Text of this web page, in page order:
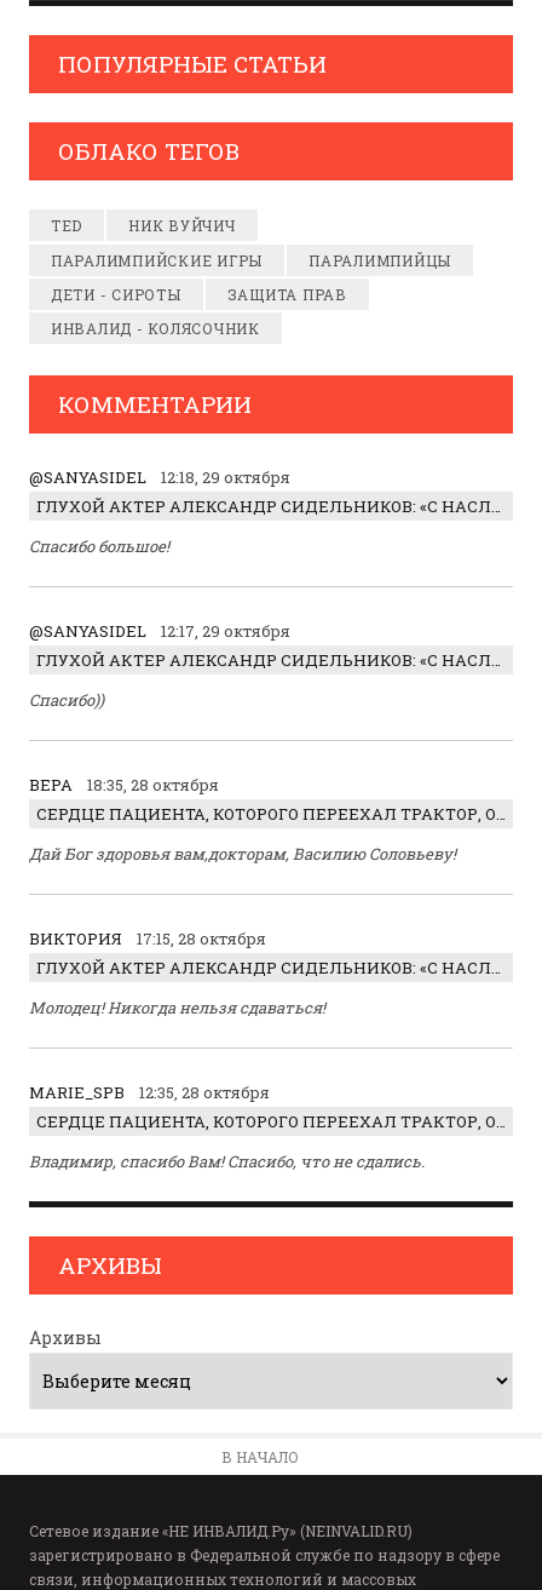
ПОПУЛЯРНЫЕ СТАТЬИ
ОБЛАКО ТЕГОВ
TED
НИК ВУЙЧИЧ
ПАРАЛИМПИЙСКИЕ ИГРЫ
ПАРАЛИМПИЙЦЫ
ДЕТИ - СИРОТЫ
ЗАЩИТА ПРАВ
ИНВАЛИД - КОЛЯСОЧНИК
КОММЕНТАРИИ
@SANYASIDEL
12:18, 29 октября
ГЛУХОЙ АКТЕР АЛЕКСАНДР СИДЕЛЬНИКОВ: «С НАСЛАЖДЕНИЕМ ИГРАЛ ОТРИЦАТЕЛЬНОГО ГЕРОЯ!»
Спасибо большое!
@SANYASIDEL
12:17, 29 октября
ГЛУХОЙ АКТЕР АЛЕКСАНДР СИДЕЛЬНИКОВ: «С НАСЛАЖДЕНИЕМ ИГРАЛ ОТРИЦАТЕЛЬНОГО ГЕРОЯ!»
Спасибо))
ВЕРА
18:35, 28 октября
СЕРДЦЕ ПАЦИЕНТА, КОТОРОГО ПЕРЕЕХАЛ ТРАКТОР, ОБНАРУЖИЛИ… В ЖИВОТЕ
Дай Бог здоровья вам,докторам, Василию Соловьеву!
ВИКТОРИЯ
17:15, 28 октября
ГЛУХОЙ АКТЕР АЛЕКСАНДР СИДЕЛЬНИКОВ: «С НАСЛАЖДЕНИЕМ ИГРАЛ ОТРИЦАТЕЛЬНОГО ГЕРОЯ!»
Молодец! Никогда нельзя сдаваться!
MARIE_SPB
12:35, 28 октября
СЕРДЦЕ ПАЦИЕНТА, КОТОРОГО ПЕРЕЕХАЛ ТРАКТОР, ОБНАРУЖИЛИ… В ЖИВОТЕ
Владимир, спасибо Вам! Спасибо, что не сдались.
АРХИВЫ
Архивы
В НАЧАЛО
Сетевое издание «НЕ ИНВАЛИД.Ру» (NEINVALID.RU)
зарегистрировано в Федеральной службе по надзору в сфере
связи, информационных технологий и массовых